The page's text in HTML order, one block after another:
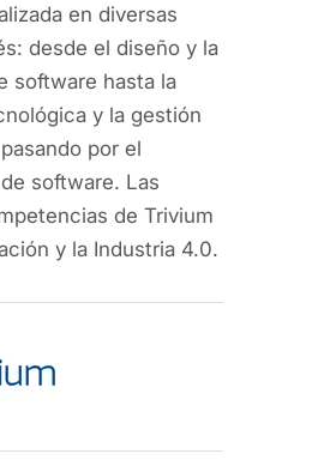
en diversas
desde el diseño y la
software hasta la
y la gestión
por el
software. Las
de Trivium
y la Industria 4.0.